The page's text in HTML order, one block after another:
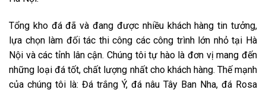
Tổng kho đá đã và đang được nhiều khách hàng tin tưởng,
lựa chọn làm đối tác thi công các công trình lớn nhỏ tại Hà
Nội và các tỉnh lân cận. Chúng tôi tự hào là đơn vị mang đến
những loại đá tốt, chất lượng nhất cho khách hàng. Thế mạnh
của chúng tôi là: Đá trắng Ý, đá nâu Tây Ban Nha, đá Rosa